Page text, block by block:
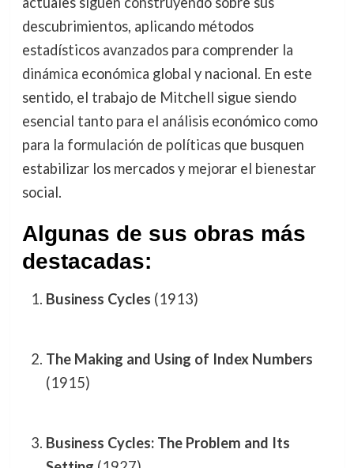
descubrimientos, aplicando métodos
estadísticos avanzados para comprender la
dinámica económica global y nacional. En este
sentido, el trabajo de Mitchell sigue siendo
esencial tanto para el análisis económico como
para la formulación de políticas que busquen
estabilizar los mercados y mejorar el bienestar
social.
Algunas de sus obras más
destacadas:
Business Cycles (1913)
The Making and Using of Index Numbers
(1915)
Business Cycles: The Problem and Its